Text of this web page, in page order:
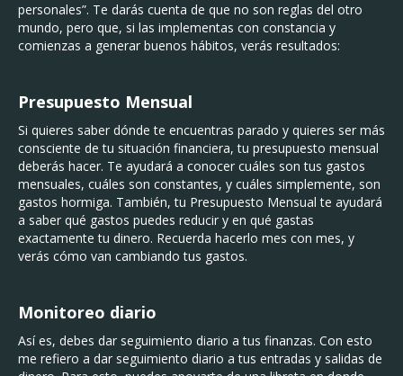
personales”. Te darás cuenta de que no son reglas del otro
mundo, pero que, si las implementas con constancia y
comienzas a generar buenos hábitos, verás resultados:
Presupuesto Mensual
Si quieres saber dónde te encuentras parado y quieres ser más
consciente de tu situación financiera, tu presupuesto mensual
deberás hacer. Te ayudará a conocer cuáles son tus gastos
mensuales, cuáles son constantes, y cuáles simplemente, son
gastos hormiga. También, tu Presupuesto Mensual te ayudará
a saber qué gastos puedes reducir y en qué gastas
exactamente tu dinero. Recuerda hacerlo mes con mes, y
verás cómo van cambiando tus gastos.
Monitoreo diario
Así es, debes dar seguimiento diario a tus finanzas. Con esto
me refiero a dar seguimiento diario a tus entradas y salidas de